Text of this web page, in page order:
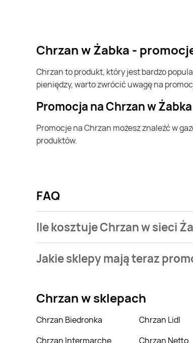
Chrzan w Żabka -
Chrzan to produkt, który jest bardzo popularny w Polsce i na całym świecie. Często możesz go kupić w Żabka. Jeśli chcesz kupić Chrzan i chcesz zaoszczędzić trochę
pieniędzy, warto zwrócić uwagę na
Promocja na Chrzan w Żabka
Promocje na Chrzan możesz znaleźć w gazetce promocyjnej Żabka. Specjalnie dla Ciebie wybieramy najatrakcyjniejsze oferty i prezentujemy je w formie katalogu
produktów.
FAQ
Ile kosztuje Chrzan w sieci
Jakie sklepy mają teraz
Chrzanw sklepach
Chrzan Biedronka Chrzan Lidl
Chrzan Intermarche
Chrzan Netto